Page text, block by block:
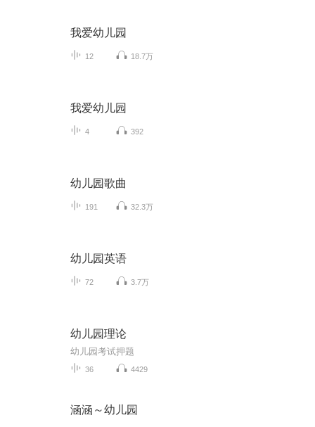
我爱幼儿园
12 18.7万
我爱幼儿园
4 392
幼儿园歌曲
191 32.3万
幼儿园英语
72 3.7万
幼儿园理论
幼儿园考试押题
36 4429
涵涵～幼儿园